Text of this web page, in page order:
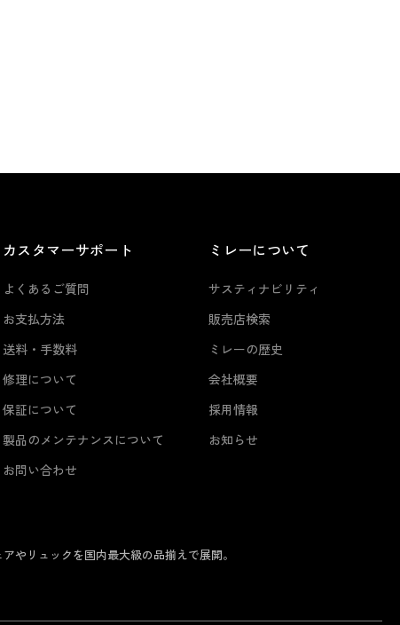
カスタマーサポート
よくあるご質問
お支払方法
送料・手数料
修理について
保証について
製品のメンテナンスについて
お問い合わせ
ミレーについて
サスティナビリティ
販売店検索
ミレーの歴史
会社概要
採用情報
お知らせ
やリュックを国内最大級の品揃えで展開。